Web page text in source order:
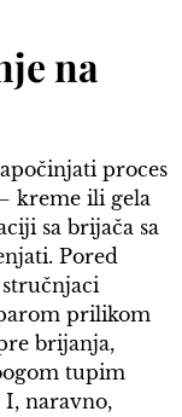
na
proces
kreme ili gela
sa brijača sa
Pored
prilikom
brijanja,
tupim
naravno,